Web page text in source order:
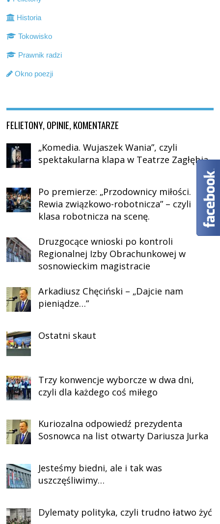
Historia
Tokowisko
Prawnik radzi
Okno poezji
FELIETONY, OPINIE, KOMENTARZE
„Komedia. Wujaszek Wania”, czyli
spektakularna klapa w Teatrze Zagłębia
Po premierze: „Przodownicy miłości.
Rewia związkowo-robotnicza” – czyli
klasa robotnicza na scenę.
Druzgocące wnioski po kontroli
Regionalnej Izby Obrachunkowej w
sosnowieckim magistracie
Arkadiusz Chęciński – „Dajcie nam
pieniądze…”
Ostatni skaut
Trzy konwencje wyborcze w dwa dni,
czyli dla każdego coś miłego
Kuriozalna odpowiedź prezydenta
Sosnowca na list otwarty Dariusza Jurka
Jesteśmy biedni, ale i tak was
uszczęśliwimy…
Dylematy polityka, czyli trudno łatwo żyć